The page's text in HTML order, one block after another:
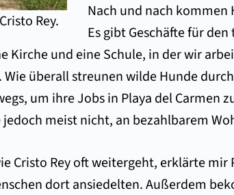
Rey.
Nach und nach kommen
Es gibt Geschäfte für
Kirche und eine Schule, in der wir
überall streunen wilde Hunde
um ihre Jobs in Playa del Carmen
meist nicht, an bezahlbarem
Cristo Rey oft weitergeht, erklärte mir
dort ansiedelten. Außerdem